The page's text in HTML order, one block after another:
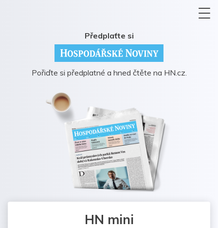
Předplaťte si
Pořiďte si předplatné a hned čtěte na HN.cz.
HN mini